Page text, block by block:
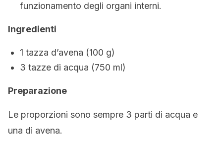
funzionamento degli organi interni.
Ingredienti
1 tazza d’avena (100 g)
3 tazze di acqua (750 ml)
Preparazione
Le proporzioni sono sempre 3 parti di acqua e
una di avena.